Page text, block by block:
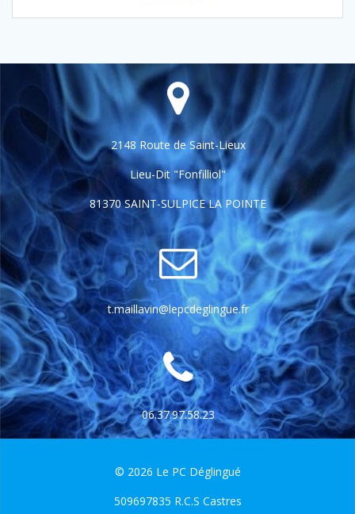
2148 Route de Saint-Lieux
Lieu-Dit "Fonfilliol"
81370 SAINT-SULPICE LA POINTE
t.maillavin@lepcdeglingue.fr
06.37.97.58.23
© 2026 Le PC Déglingué
509697835 R.C.S Castres